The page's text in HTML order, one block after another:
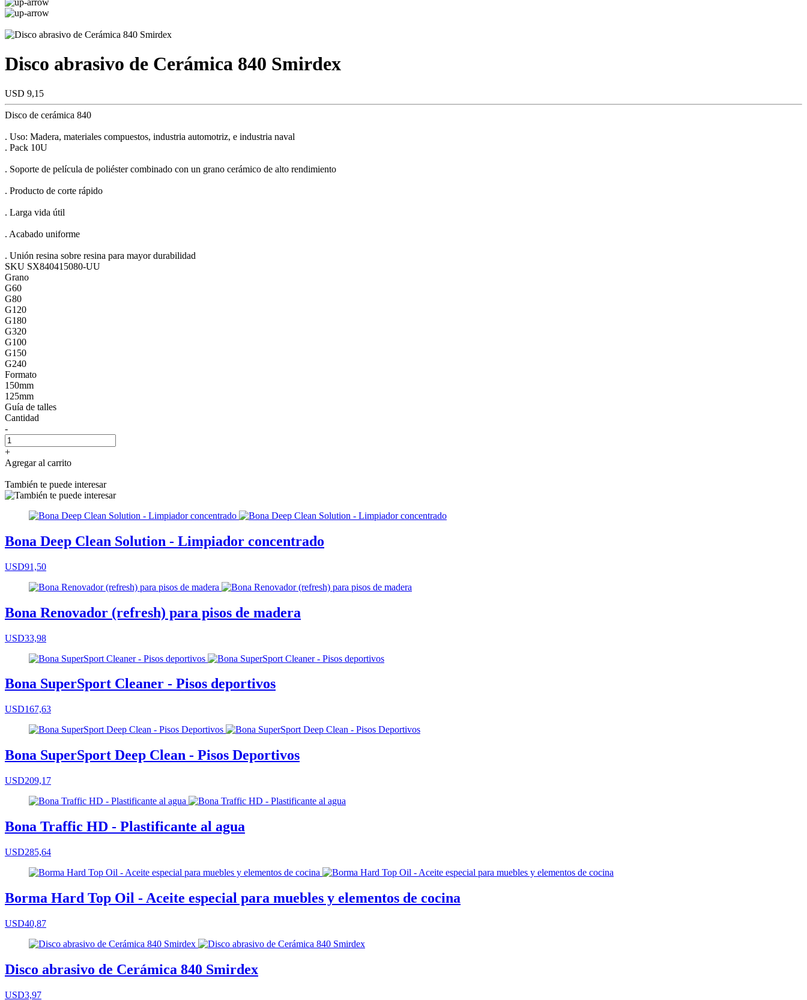
Disco abrasivo de Cerámica 840 Smirdex
USD 9,15
Disco de cerámica 840
. Uso: Madera, materiales compuestos, industria automotriz, e industria naval
. Pack 10U
. Soporte de película de poliéster combinado con un grano cerámico de alto rendimiento
. Producto de corte rápido
. Larga vida útil
. Acabado uniforme
. Unión resina sobre resina para mayor durabilidad
SKU SX840415080-UU
Grano
G60
G80
G120
G180
G320
G100
G150
G240
Formato
150mm
125mm
Guía de talles
Cantidad
-
+
Agregar al carrito
También te puede interesar
Bona Deep Clean Solution - Limpiador concentrado
USD91,50
Bona Renovador (refresh) para pisos de madera
USD33,98
Bona SuperSport Cleaner - Pisos deportivos
USD167,63
Bona SuperSport Deep Clean - Pisos Deportivos
USD209,17
Bona Traffic HD - Plastificante al agua
USD285,64
Borma Hard Top Oil - Aceite especial para muebles y elementos de cocina
USD40,87
Disco abrasivo de Cerámica 840 Smirdex
USD3,97